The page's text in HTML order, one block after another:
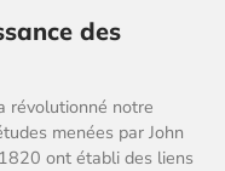
des
révolutionné notre
menées par John
ont établi des liens